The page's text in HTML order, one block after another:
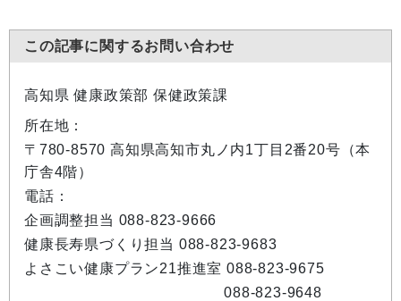
この記事に関するお問い合わせ
高知県 健康政策部 保健政策課
所在地：
〒780-8570 高知県高知市丸ノ内1丁目2番20号（本
庁舎4階）
電話：
企画調整担当 088-823-9666
健康長寿県づくり担当 088-823-9683
よさこい健康プラン21推進室 088-823-9675
088-823-9648